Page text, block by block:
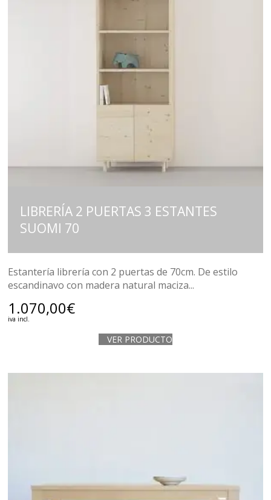
LIBRERÍA 2 PUERTAS 3 ESTANTES
SUOMI 70
Estantería librería con 2 puertas de 70cm. De estilo
escandinavo con madera natural maciza...
1.070,00€
iva incl.
VER PRODUCTO